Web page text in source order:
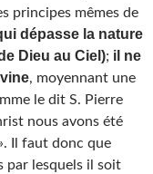
principes mêmes de
dépasse la nature
Dieu au Ciel); il ne
, moyennant une
le dit S. Pierre
nous avons été
Il faut donc que
par lesquels il soit